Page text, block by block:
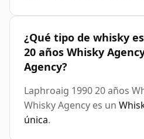
¿Qué tipo de whisky
20 años Whisky
Agency?
Laphroaig 1990 20 años
Whisky Agency es un
única.